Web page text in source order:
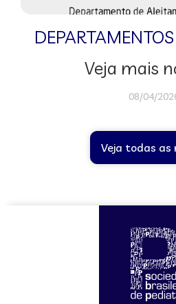
Veja mais
08/04/
Veja todas as